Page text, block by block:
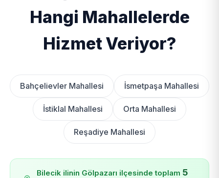
Hangi Mahallelerde
Hizmet Veriyor?
Bahçelievler Mahallesi İsmetpaşa Mahallesi
İstiklal Mahallesi Orta Mahallesi
Reşadiye Mahallesi
Bilecik ilinin Gölpazarı ilçesinde toplam 5